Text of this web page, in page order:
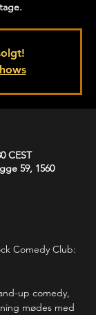
CEST
59, 1560
Comedy Club:
up comedy,
mødes med